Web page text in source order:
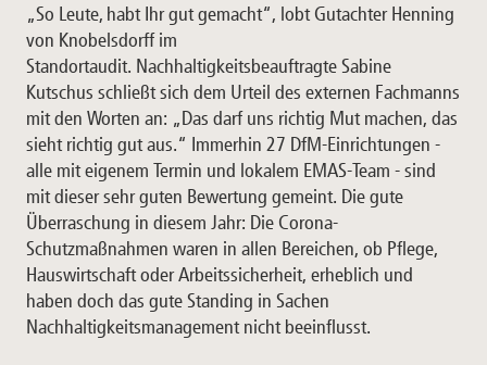
„So Leute, habt Ihr gut gemacht“, lobt Gutachter Henning
von Knobelsdorff im
Standortaudit. Nachhaltigkeitsbeauftragte Sabine
Kutschus schließt sich dem Urteil des externen Fachmanns
mit den Worten an: „Das darf uns richtig Mut machen, das
sieht richtig gut aus.“ Immerhin 27 DfM-Einrichtungen -
alle mit eigenem Termin und lokalem EMAS-Team - sind
mit dieser sehr guten Bewertung gemeint. Die gute
Überraschung in diesem Jahr: Die Corona-
Schutzmaßnahmen waren in allen Bereichen, ob Pflege,
Hauswirtschaft oder Arbeitssicherheit, erheblich und
haben doch das gute Standing in Sachen
Nachhaltigkeitsmanagement nicht beeinflusst.